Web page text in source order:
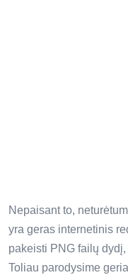
Nepaisant to,
yra geras internetinis
pakeisti PNG failų
Toliau parodysime